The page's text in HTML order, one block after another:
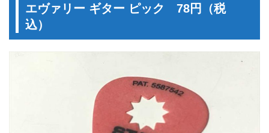
エヴァリー ギター ピック 78円（税
込）